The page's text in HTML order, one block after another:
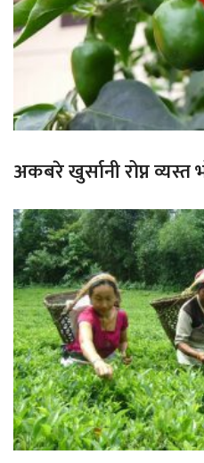
अकबरे खुर्सानी रोप्न